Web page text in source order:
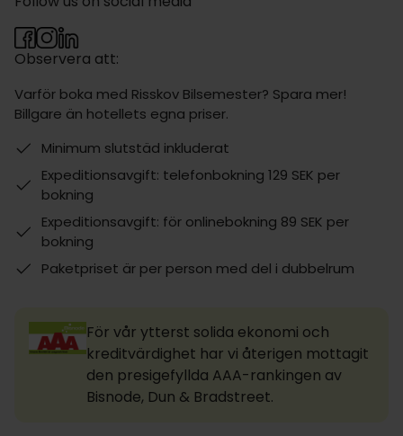
Observera att:
Varför boka med Risskov Bilsemester? Spara mer!
Billgare än hotellets egna priser.
Minimum slutstäd inkluderat
Expeditionsavgift: telefonbokning 129 SEK per
bokning
Expeditionsavgift: för onlinebokning 89 SEK per
bokning
Paketpriset är per person med del i dubbelrum
För vår ytterst solida ekonomi och
kreditvärdighet har vi återigen mottagit
den presigefyllda AAA-rankingen av
Bisnode, Dun & Bradstreet.